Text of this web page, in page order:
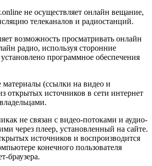
не осуществляет онлайн вещание,
телеканалов и радиостанций.
возможность просматривать онлайн
радио, используя сторонние
программное обеспечения
(ссылки на видео и
открытых источников в сети интернет
не связан с видео-потоками и аудио-
через плеер, установленный на сайте.
источников и воспроизводится
конечного пользователя
браузера.